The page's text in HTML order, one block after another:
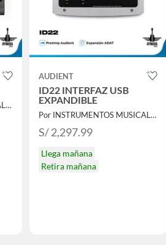
Por INSTRUMENTOS MUSICALES AYMARA
AUDIENT
ID22 INTERFAZ USB
EXPANDIBLE
Por INSTRUMENTOS MUSICALES AYMARA
S/ 2,297.99
Llega mañana
Retira mañana